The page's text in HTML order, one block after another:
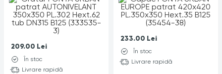
209.00 Lei
În stoc
Livrare rapidă
233.00 Lei
În stoc
Livrare rapidă